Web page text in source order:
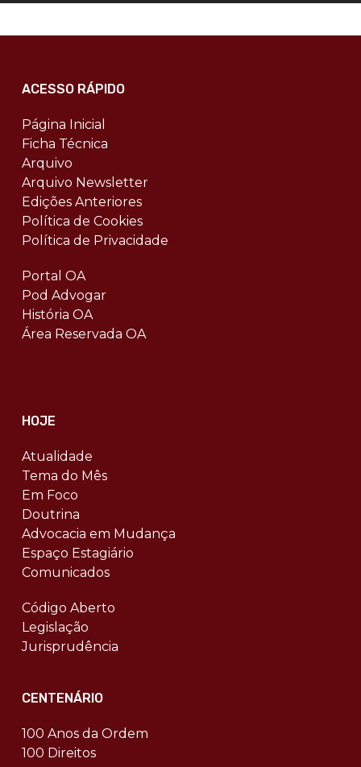
ACESSO RÁPIDO
Página Inicial
Ficha Técnica
Arquivo
Arquivo Newsletter
Edições Anteriores
Política de Cookies
Política de Privacidade
Portal OA
Pod Advogar
História OA
Área Reservada OA
HOJE
Atualidade
Tema do Mês
Em Foco
Doutrina
Advocacia em Mudança
Espaço Estagiário
Comunicados
Código Aberto
Legislação
Jurisprudência
CENTENÁRIO
100 Anos da Ordem
100 Direitos